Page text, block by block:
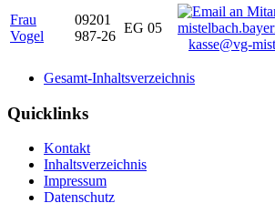
Frau
Vogel
09201
987-26
EG 05
kasse@vg-
Gesamt-Inhaltsverzeichnis
Quicklinks
Kontakt
Inhaltsverzeichnis
Impressum
Datenschutz